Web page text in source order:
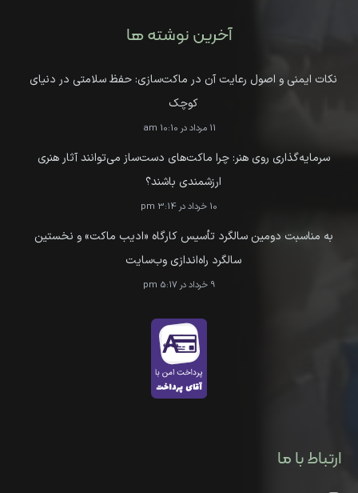
آخرین نوشته ها
نکات ایمنی و اصول رعایت آن در ماکت‌سازی: حفظ سلامتی در دنیای
کوچک
11 مرداد در 10:10 am
سرمایه‌گذاری روی هنر: چرا ماکت‌های دست‌ساز می‌توانند آثار هنری
ارزشمندی باشند؟
10 خرداد در 3:14 pm
به مناسبت دومین سالگرد تأسیس کارگاه «ادیب ماکت» و نخستین
سالگرد راه‌اندازی وب‌سایت
9 خرداد در 5:17 pm
ارتباط با ما